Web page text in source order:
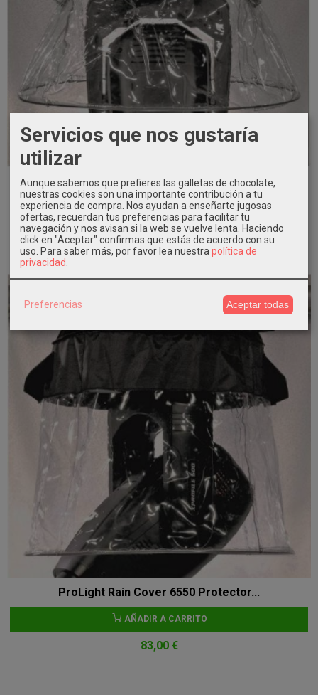
ProLight Rain Cover 6538 Protector...
AÑADIR A CARRITO
70,00 €
ProLight Rain Cover 6550 Protector...
AÑADIR A CARRITO
83,00 €
Servicios que nos gustaría
utilizar
Aunque sabemos que prefieres las galletas de chocolate,
nuestras cookies son una importante contribución a tu
experiencia de compra. Nos ayudan a enseñarte jugosas
ofertas, recuerdan tus preferencias para facilitar tu
navegación y nos avisan si la web se vuelve lenta. Haciendo
click en "Aceptar" confirmas que estás de acuerdo con su
uso. Para saber más, por favor lea nuestra política de
privacidad
Preferencias Aceptar todas